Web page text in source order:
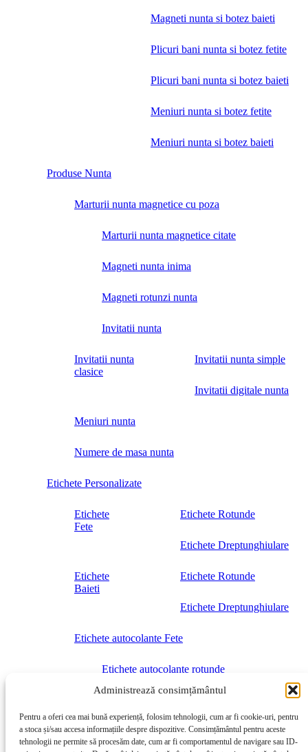
Administrează consimțământul
Pentru a oferi cea mai bună experiență, folosim tehnologii, cum ar fi cookie-uri, pentru
a stoca și/sau accesa informațiile despre dispozitive. Consimțământul pentru aceste
tehnologii ne permite să procesăm date, cum ar fi comportamentul de navigare sau ID-
Magneti nunta si botez baieti
Plicuri bani nunta si botez fetite
Plicuri bani nunta si botez baieti
Meniuri nunta si botez fetite
Meniuri nunta si botez baieti
Produse Nunta
Marturii nunta magnetice cu poza
Marturii nunta magnetice citate
Magneti nunta inima
Magneti rotunzi nunta
Invitatii nunta
Invitatii nunta
clasice
Invitatii nunta simple
Invitatii digitale nunta
Meniuri nunta
Numere de masa nunta
Etichete Personalizate
Etichete
Fete
Etichete Rotunde
Etichete Dreptunghiulare
Etichete
Baieti
Etichete Rotunde
Etichete Dreptunghiulare
Etichete autocolante Fete
Etichete autocolante rotunde
Etichete autocolante rotunde